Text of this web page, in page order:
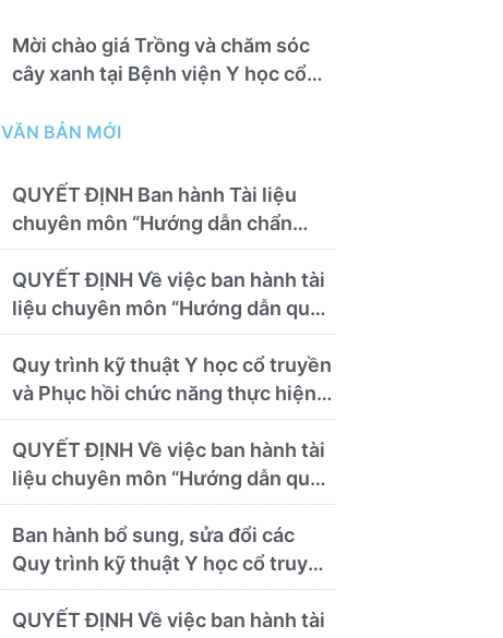
Mời chào giá Trồng và chăm sóc
cây xanh tại Bệnh viện Y học cổ
Nhơn năm 2026 ( PL bản Danh
theo)
VĂN BẢN MỚI
QUYẾT ĐỊNH Ban hành Tài liệu
chuyên môn “Hướng dẫn chẩn
đoán và điều trị các bệnh thường
gặp tại Bệnh viện Y học cổ truyền
và Phục hồi chức năng Quy Nhơn”
QUYẾT ĐỊNH Về việc ban hành tài
liệu chuyên môn “Hướng dẫn quy
trình kỹ thuật về chẩn đoán hình
ảnh thuộc chương Điện quang”
Quy trình kỹ thuật Y học cổ truyền
và Phục hồi chức năng thực hiện
tại Bệnh viện
QUYẾT ĐỊNH Về việc ban hành tài
liệu chuyên môn “Hướng dẫn quy
trình kỹ thuật chuyên ngành y học
cổ truyền”
Ban hành bổ sung, sửa đổi các
Quy trình kỹ thuật Y học cổ truyền
và Phục hồi chức năng thực hiện
tại Bệnh viện
QUYẾT ĐỊNH Về việc ban hành tài